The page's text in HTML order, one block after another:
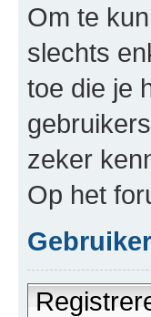
Om te
slechts
toe die je
zeker
Op het